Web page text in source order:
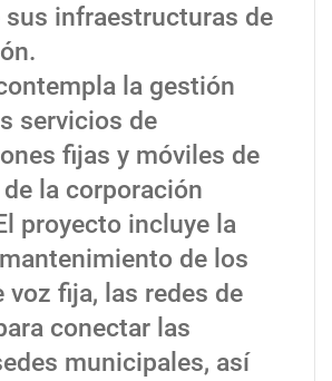
sus infraestructuras de
la gestión
servicios de
fijas y móviles de
la corporación
proyecto incluye la
de los
voz fija, las redes de
conectar las
municipales, así